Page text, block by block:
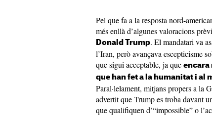
Pel que fa a la resposta nord-
més enllà d’algunes valoracions
Donald Trump. El mandatari va
l’Iran, però avançava escepticisme
que sigui acceptable, ja que encara
que han fet a la humanitat i al
Paral·lelament, mitjans propers a la
advertit que Trump es troba davant
que qualifiquen d’“impossible” o